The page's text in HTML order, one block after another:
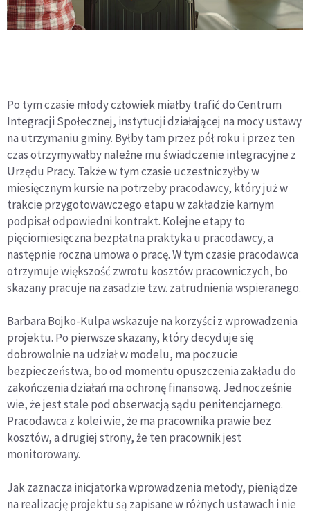
Po tym czasie młody człowiek miałby trafić do Centrum
Integracji Społecznej, instytucji działającej na mocy ustawy
na utrzymaniu gminy. Byłby tam przez pół roku i przez ten
czas otrzymywałby należne mu świadczenie integracyjne z
Urzędu Pracy. Także w tym czasie uczestniczyłby w
miesięcznym kursie na potrzeby pracodawcy, który już w
trakcie przygotowawczego etapu w zakładzie karnym
podpisał odpowiedni kontrakt. Kolejne etapy to
pięciomiesięczna bezpłatna praktyka u pracodawcy, a
następnie roczna umowa o pracę. W tym czasie pracodawca
otrzymuje większość zwrotu kosztów pracowniczych, bo
skazany pracuje na zasadzie tzw. zatrudnienia wspieranego.
Barbara Bojko-Kulpa wskazuje na korzyści z wprowadzenia
projektu. Po pierwsze skazany, który decyduje się
dobrowolnie na udział w modelu, ma poczucie
bezpieczeństwa, bo od momentu opuszczenia zakładu do
zakończenia działań ma ochronę finansową. Jednocześnie
wie, że jest stale pod obserwacją sądu penitencjarnego.
Pracodawca z kolei wie, że ma pracownika prawie bez
kosztów, a drugiej strony, że ten pracownik jest
monitorowany.
Jak zaznacza inicjatorka wprowadzenia metody, pieniądze
na realizację projektu są zapisane w różnych ustawach i nie